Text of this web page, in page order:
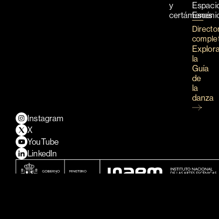
y
certámenes
la
Guía
de
la
danza
Instagram
X
YouTube
LinkedIn